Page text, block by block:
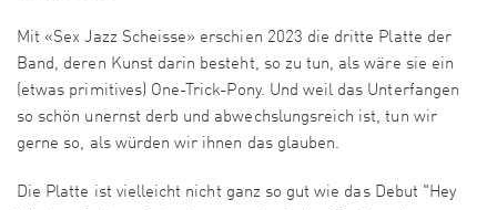
Mit «Sex Jazz Scheisse» erschien 2023 die dritte Platte der
Band, deren Kunst darin besteht, so zu tun, als wäre sie ein
(etwas primitives) One-Trick-Pony. Und weil das Unterfangen
so schön unernst derb und abwechslungsreich ist, tun wir
gerne so, als würden wir ihnen das glauben.
Die Platte ist vielleicht nicht ganz so gut wie das Debut "Hey